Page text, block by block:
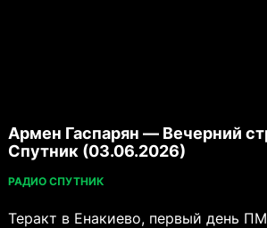
Армен Гаспарян — Вечерний
Спутник (03.06.2026)
РАДИО СПУТНИК
Теракт в Енакиево, первый день